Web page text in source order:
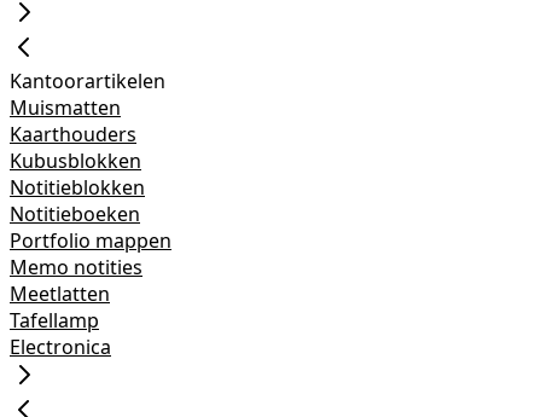
Kantoorartikelen
Muismatten
Kaarthouders
Kubusblokken
Notitieblokken
Notitieboeken
Portfolio mappen
Memo notities
Meetlatten
Tafellamp
Electronica